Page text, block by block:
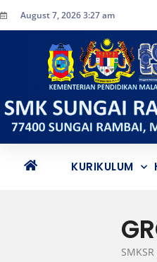
August 7, 2026 3:27 am
KURIKULUM
SMKSR